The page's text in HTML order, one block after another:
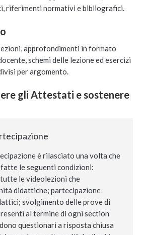
riferimenti normativi e bibliografici.
approfondimenti in formato
schemi delle lezione ed esercizi
per argomento.
gli Attestati e sostenere
è rilasciato una volta che
le seguenti condizioni:
le videolezioni che
didattiche; partecipazione
svolgimento delle prove di
al termine di ogni section
questionari a risposta chiusa